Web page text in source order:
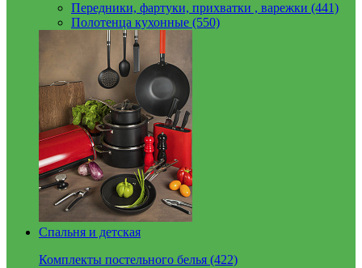
Передники, фартуки, прихватки , варежки (441)
Полотенца кухонные (550)
Спальня и детская
Комплекты постельного белья (422)